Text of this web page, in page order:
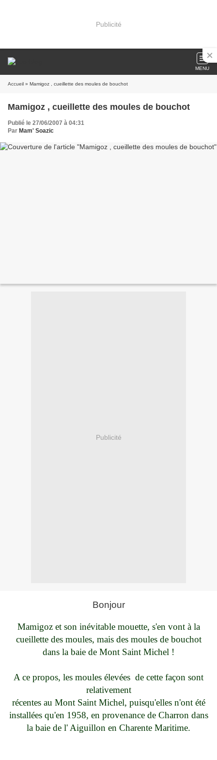
Publicité
MENU
Accueil » Mamigoz , cueillette des moules de bouchot
Mamigoz , cueillette des moules de bouchot
Publié le 27/06/2007 à 04:31
Par Mam' Soazic
Publicité
Bonjour
Mamigoz et son inévitable mouette, s'en vont à la
cueillette des moules, mais des moules de bouchot
dans la baie de Mont Saint Michel !
A ce propos, les moules élevées de cette façon sont
relativement
récentes au Mont Saint Michel, puisqu'elles n'ont été
installées qu'en 1958, en provenance de Charron dans
la baie de l' Aiguillon en Charente Maritime.